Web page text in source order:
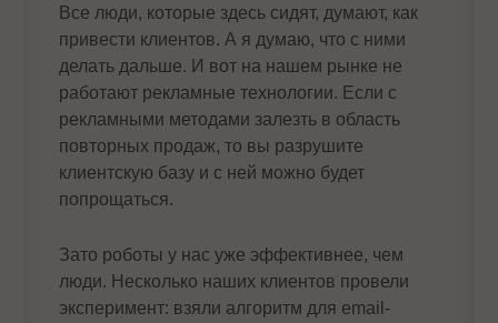
Все люди, которые здесь сидят, думают, как
привести клиентов. А я думаю, что с ними
делать дальше. И вот на нашем рынке не
работают рекламные технологии. Если с
рекламными методами залезть в область
повторных продаж, то вы разрушите
клиентскую базу и с ней можно будет
попрощаться.
Зато роботы у нас уже эффективнее, чем
люди. Несколько наших клиентов провели
эксперимент: взяли алгоритм для email-